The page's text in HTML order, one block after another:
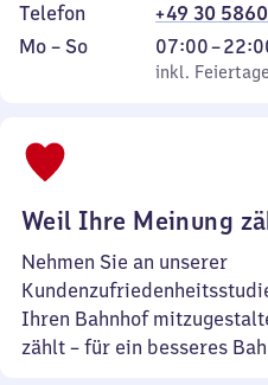
Telefon
+49 30
Montag
Mo – So,
inkl. Feiertage
07:00–
Von
7
inkl. Feiertage
Weil Ihre Meinung
Nehmen Sie an unserer
Ihren Bahnhof
zählt – für ein besseres